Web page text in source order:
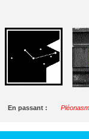
En passant :